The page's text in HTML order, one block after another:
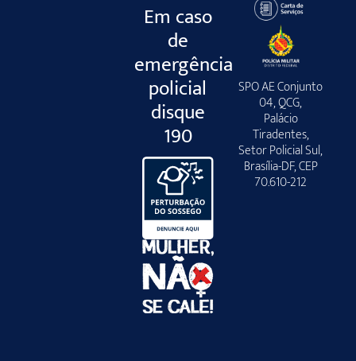
Em caso
de
emergência
policial
disque
190
SPO AE Conjunto
04, QCG,
Palácio
Tiradentes,
Setor Policial Sul,
Brasília-DF, CEP
70.610-212